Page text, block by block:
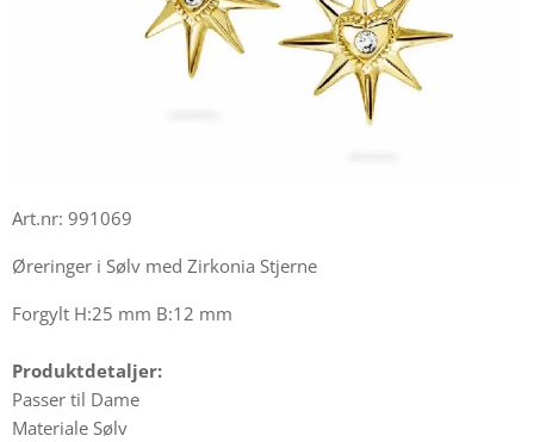
Art.nr: 991069
Øreringer i Sølv med Zirkonia Stjerne
Forgylt H:25 mm B:12 mm
Produktdetaljer:
Passer til Dame
Materiale Sølv